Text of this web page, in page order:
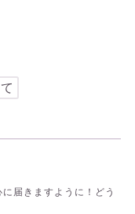
届きますように！どう